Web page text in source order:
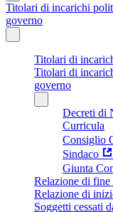
Titolari di incarichi
governo
Titolari di
Titolari di
governo
Decreti di
Curricula
Consiglio
Sindaco
Giunta
Relazione di fine
Relazione di
Soggetti cessati